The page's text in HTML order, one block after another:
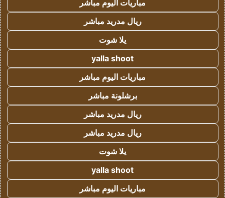
مباريات اليوم مباشر
ريال مدريد مباشر
يلا شوت
yalla shoot
مباريات اليوم مباشر
برشلونة مباشر
ريال مدريد مباشر
ريال مدريد مباشر
يلا شوت
yalla shoot
مباريات اليوم مباشر